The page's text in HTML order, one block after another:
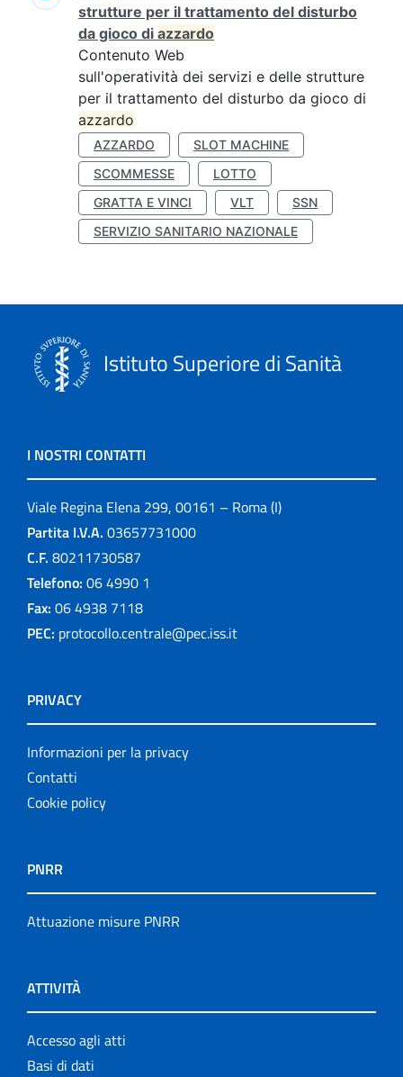
strutture per il trattamento del disturbo
da gioco di azzardo
Contenuto Web
sull'operatività dei servizi e delle strutture
per il trattamento del disturbo da gioco di
azzardo
AZZARDO
SLOT MACHINE
SCOMMESSE
LOTTO
GRATTA E VINCI
VLT
SSN
SERVIZIO SANITARIO NAZIONALE
Istituto Superiore di Sanità
I NOSTRI CONTATTI
Viale Regina Elena 299, 00161 – Roma (I)
Partita I.V.A. 03657731000
C.F. 80211730587
Telefono: 06 4990 1
Fax: 06 4938 7118
PEC: protocollo.centrale@pec.iss.it
PRIVACY
Informazioni per la privacy
Contatti
Cookie policy
PNRR
Attuazione misure PNRR
ATTIVITÀ
Accesso agli atti
Basi di dati